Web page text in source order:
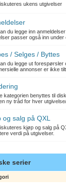
ukens utgivelser
du legge inn
passer også inn under
/ Selges / Byttes
du legge ut forespørsler
annonser er ikke
kategorien benyttes til
ny tråd for hver
og salg på QXL
kjøp og salg på
verdi på utgivelser.
serier